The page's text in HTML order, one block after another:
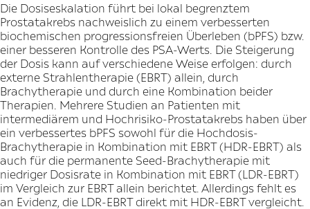
Die Dosiseskalation führt bei lokal begrenztem
Prostatakrebs nachweislich zu einem verbesserten
biochemischen progressionsfreien Überleben (bPFS) bzw.
einer besseren Kontrolle des PSA-Werts. Die Steigerung
der Dosis kann auf verschiedene Weise erfolgen: durch
externe Strahlentherapie (EBRT) allein, durch
Brachytherapie und durch eine Kombination beider
Therapien. Mehrere Studien an Patienten mit
intermediärem und Hochrisiko-Prostatakrebs haben über
ein verbessertes bPFS sowohl für die Hochdosis-
Brachytherapie in Kombination mit EBRT (HDR-EBRT) als
auch für die permanente Seed-Brachytherapie mit
niedriger Dosisrate in Kombination mit EBRT (LDR-EBRT)
im Vergleich zur EBRT allein berichtet. Allerdings fehlt es
an Evidenz, die LDR-EBRT direkt mit HDR-EBRT vergleicht.